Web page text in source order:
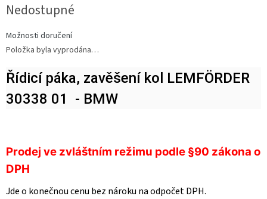
cena:
Nedostupné
Možnosti doručení
Položka byla vyprodána…
Řídicí páka, zavěšení kol LEMFÖRDER
30338 01 - BMW
Prodej ve zvláštním režimu podle §90 zákona o
DPH
Jde o konečnou cenu bez nároku na odpočet DPH.